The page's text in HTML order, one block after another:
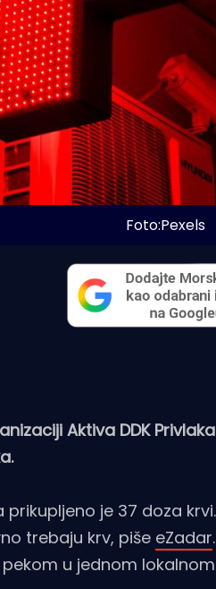
Foto:Pexels
Aktiva DDK
je 37 doza
trebaju krv, piše eZadar
u jednom